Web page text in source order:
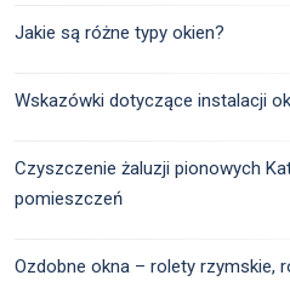
Jakie są różne typy okien?
Wskazówki dotyczące instalacji
Czyszczenie żaluzji pionowych
pomieszczeń
Ozdobne okna – rolety rzymskie,